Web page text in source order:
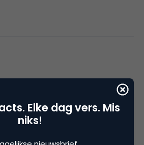
Elke dag vers. Mis
niks!